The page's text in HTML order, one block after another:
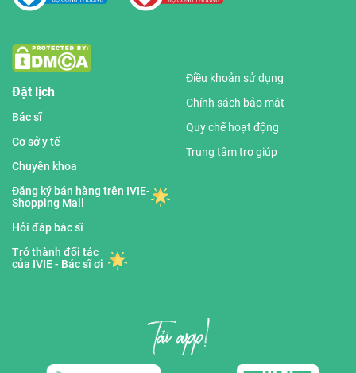
Đặt lịch
Bác sĩ
Cơ sở y tế
Chuyên khoa
Đăng ký bán hàng trên IVIE-
Shopping Mall
Hỏi đáp bác sĩ
Trở thành đối tác
của IVIE - Bác sĩ ơi
Điều khoản sử dụng
Chính sách bảo mật
Quy chế hoạt động
Trung tâm trợ giúp